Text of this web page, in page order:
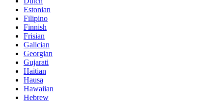
Estonian
Filipino
Finnish
Frisian
Galician
Georgian
Gujarati
Haitian
Hausa
Hawaiian
Hebrew